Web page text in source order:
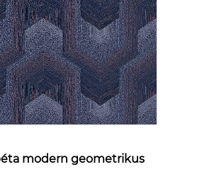
modern geometrikus